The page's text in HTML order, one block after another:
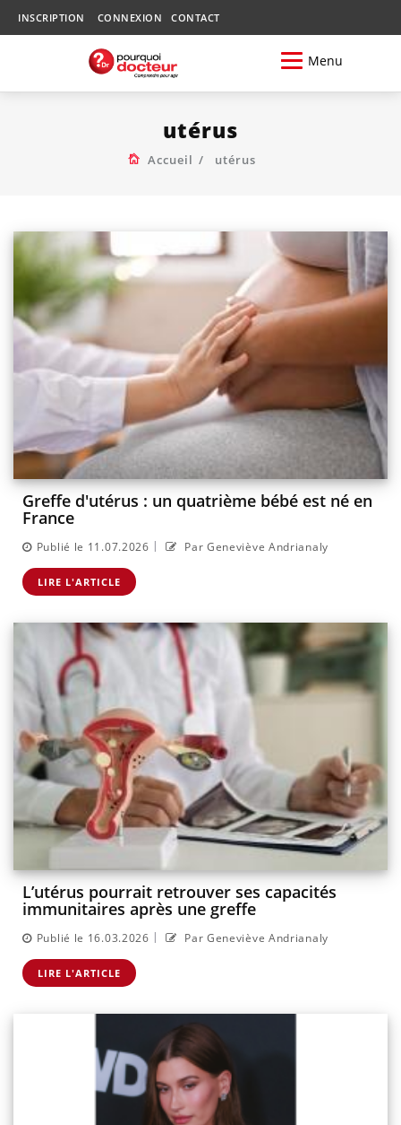
INSCRIPTION CONNEXION CONTACT
Menu
utérus
Accueil utérus
Greffe d'utérus : un quatrième bébé est né en
France
Publié le 11.07.2026 | Par Geneviève Andrianaly
LIRE L'ARTICLE
L’utérus pourrait retrouver ses capacités
immunitaires après une greffe
Publié le 16.03.2026 | Par Geneviève Andrianaly
LIRE L'ARTICLE